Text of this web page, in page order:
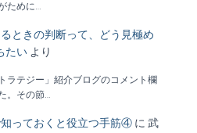
ために…
ときの判断って、どう見極め
たい より
ラテジー」紹介ブログのコメント欄
。その節…
っておくと役立つ手筋④ に 武